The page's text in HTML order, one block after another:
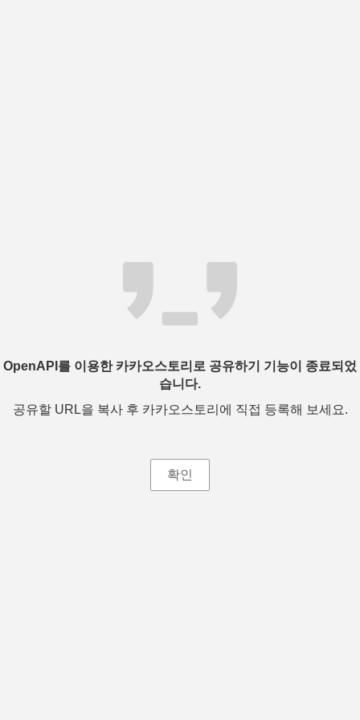
OpenAPI를 이용한 카카오스토리로 공유하기 기능이 종료되었
습니다.
공유할 URL을 복사 후 카카오스토리에 직접 등록해 보세요.
확인